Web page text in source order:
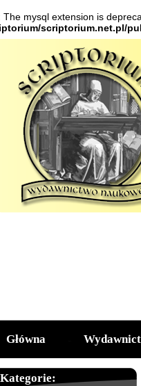
The mysql extension is
scriptorium.net.pl/
Główna
Kategorie: